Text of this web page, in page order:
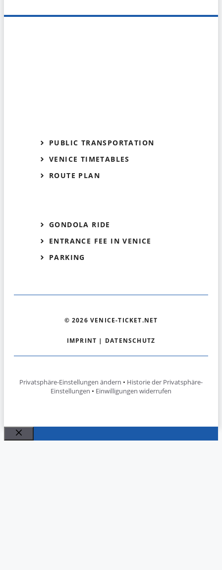
PUBLIC TRANSPORTATION
VENICE TIMETABLES
ROUTE PLAN
GONDOLA RIDE
ENTRANCE FEE IN VENICE
PARKING
© 2026 VENICE-TICKET.NET
IMPRINT | DATENSCHUTZ
Privatsphäre-Einstellungen ändern • Historie der Privatsphäre-
Einstellungen • Einwilligungen widerrufen
Close